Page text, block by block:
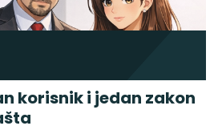
korisnik i jedan zakon